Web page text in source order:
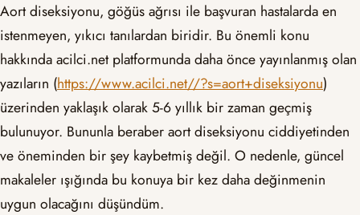
Aort diseksiyonu, göğüs ağrısı ile başvuran hastalarda en
istenmeyen, yıkıcı tanılardan biridir. Bu önemli konu
hakkında acilci.net platformunda daha önce yayınlanmış olan
yazıların (https://www.acilci.net//?s=aort+diseksiyonu)
üzerinden yaklaşık olarak 5-6 yıllık bir zaman geçmiş
bulunuyor. Bununla beraber aort diseksiyonu ciddiyetinden
ve öneminden bir şey kaybetmiş değil. O nedenle, güncel
makaleler ışığında bu konuya bir kez daha değinmenin
uygun olacağını düşündüm.